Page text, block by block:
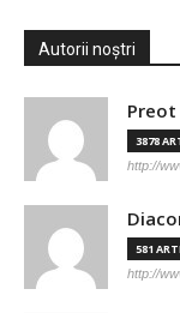
Autorii noștri
Preot
3878
http://
581
http://